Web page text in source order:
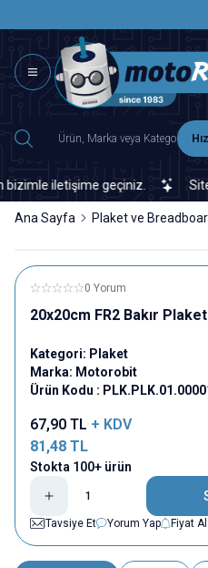
iletişime geçiniz.
Ana Sayfa Plaket ve
0 Yorum
20x20cm FR2 Bakır Plaket
Kategori: Plaket
Marka: Motorobit
Ürün Kodu :
67,90 TL + KDV
81,48 TL
Stokta 100+ ürün
Tavsiye Et
Yorum Yap Fiyat